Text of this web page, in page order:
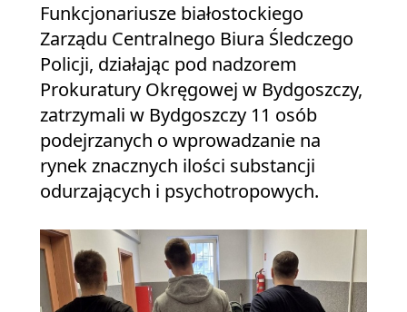
Funkcjonariusze białostockiego
Zarządu Centralnego Biura Śledczego
Policji, działając pod nadzorem
Prokuratury Okręgowej w Bydgoszczy,
zatrzymali w Bydgoszczy 11 osób
podejrzanych o wprowadzanie na
rynek znacznych ilości substancji
odurzających i psychotropowych.